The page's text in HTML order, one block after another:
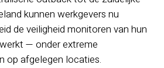
kunnen werkgevers nu
de veiligheid monitoren van hun
— onder extreme
op afgelegen locaties.